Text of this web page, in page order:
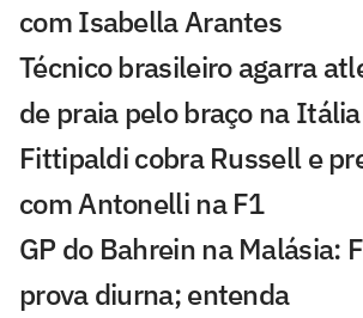
com Isabella Arantes
Técnico brasileiro agarra
de praia pelo braço na Itália
Fittipaldi cobra Russell e
com Antonelli na F1
GP do Bahrein na Malásia:
prova diurna; entenda